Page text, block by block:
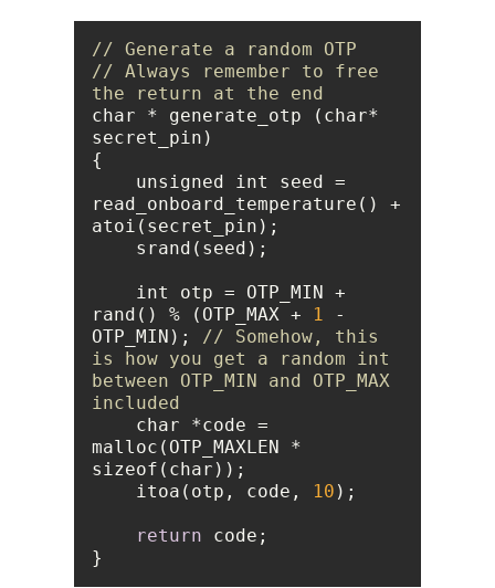
// Generate a random OTP
// Always remember to free
the return at the end
char * generate_otp (char*
read_onboard_temperature() +
rand() % (OTP_MAX + 1 -
OTP_MIN); // Somehow, this
is how you get a random int
between OTP_MIN and OTP_MAX
included
malloc(OTP_MAXLEN *
    itoa(otp, code,
10
return
}